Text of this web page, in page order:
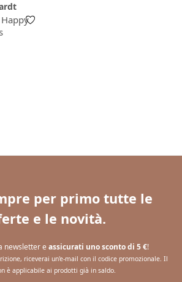
Happy
per primo tutte le
e le novità.
newsletter e assicurati uno sconto di 5 €!
riceverai un'e-mail con il codice promozionale. Il
è applicabile ai prodotti già in saldo.